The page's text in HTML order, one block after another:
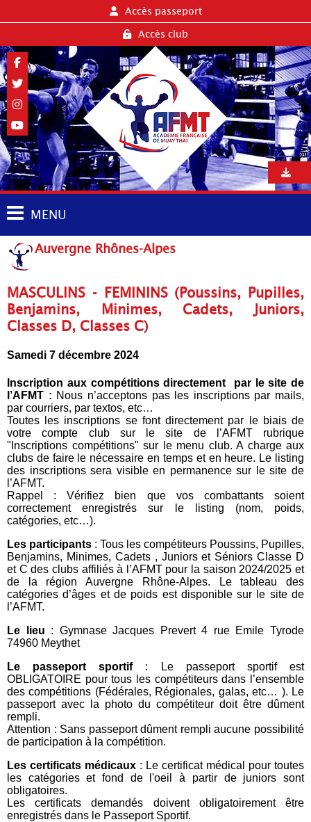
Accès passeport
Accès club
MENU
Auvergne Rhônes-Alpes
MASCULINS - FEMININS (Poussins, Pupilles,
Benjamins, Minimes, Cadets, Juniors,
Classes D, Classes C)
Samedi 7 décembre 2024
Inscription aux compétitions directement par le site de
l’AFMT : Nous n’acceptons pas les inscriptions par mails,
par courriers, par textos, etc…
Toutes les inscriptions se font directement par le biais de
votre compte club sur le site de l’AFMT rubrique
"Inscriptions compétitions" sur le menu club. A charge aux
clubs de faire le nécessaire en temps et en heure. Le listing
des inscriptions sera visible en permanence sur le site de
l’AFMT.
Rappel : Vérifiez bien que vos combattants soient
correctement enregistrés sur le listing (nom, poids,
catégories, etc…).
Les participants : Tous les compétiteurs Poussins, Pupilles,
Benjamins, Minimes, Cadets , Juniors et Séniors Classe D
et C des clubs affiliés à l’AFMT pour la saison 2024/2025 et
de la région Auvergne Rhône-Alpes. Le tableau des
catégories d’âges et de poids est disponible sur le site de
l’AFMT.
Le lieu : Gymnase Jacques Prevert 4 rue Emile Tyrode
74960 Meythet
Le passeport sportif: Le passeport sportif est
OBLIGATOIRE pour tous les compétiteurs dans l’ensemble
des compétitions (Fédérales, Régionales, galas, etc… ). Le
passeport avec la photo du compétiteur doit être dûment
rempli.
Attention : Sans passeport dûment rempli aucune possibilité
de participation à la compétition.
Les certificats médicaux : Le certificat médical pour toutes
les catégories et fond de l'oeil à partir de juniors sont
obligatoires.
Les certificats demandés doivent obligatoirement être
enregistrés dans le Passeport Sportif.